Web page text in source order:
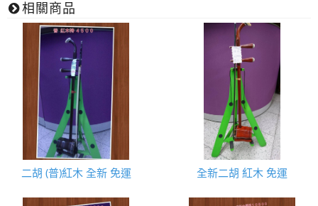
相關商品
二胡 (普)紅木 全新 免運 全新二胡 紅木 免運